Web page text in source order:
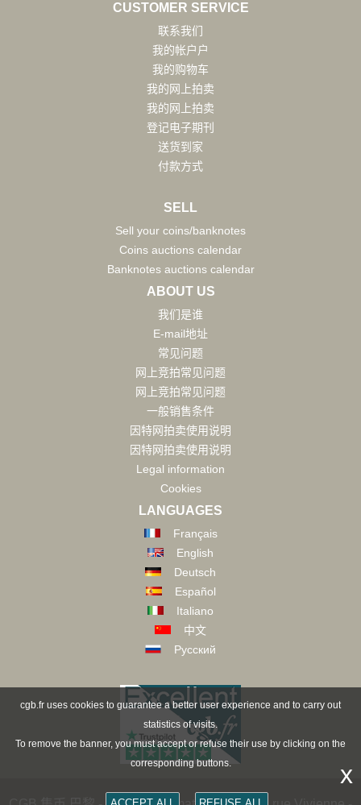
CUSTOMER SERVICE
联系我们
我的帐户户
我的购物车
我的网上拍卖
我的网上拍卖
登记电子期刊
送货到家
付款方式
SELL
Sell your coins/banknotes
Coins auctions calendar
Banknotes auctions calendar
ABOUT US
我们是谁
E-mail地址
常见问题
网上竞拍常见问题
网上竞拍常见问题
一般销售条件
因特网拍卖使用说明
因特网拍卖使用说明
Legal information
Cookies
LANGUAGES
Français
English
Deutsch
Español
Italiano
中文
Русский
cgb.fr uses cookies to guarantee a better user experience and to carry out
statistics of visits.
To remove the banner, you must accept or refuse their use by clicking on the
corresponding buttons.
x